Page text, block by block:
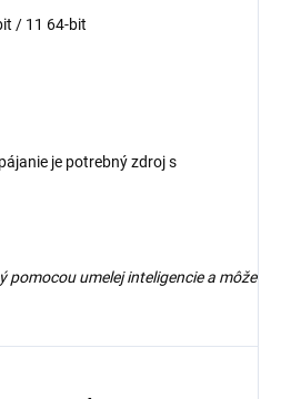
/ 11 64-bit
je potrebný zdroj s
pomocou umelej inteligencie a môže